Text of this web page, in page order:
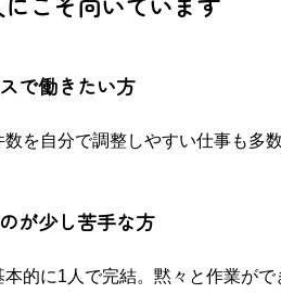
で働きたい方
を自分で調整しやすい仕事も多数
が少し苦手な方
的に1人で完結。黙々と作業がで